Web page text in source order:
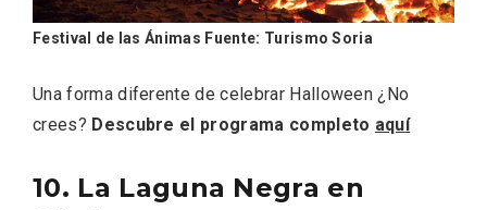
Festival de las Ánimas Fuente: Turismo Soria
Una forma diferente de celebrar Halloween ¿No
crees? Descubre el programa completo aquí
10. La Laguna Negra en